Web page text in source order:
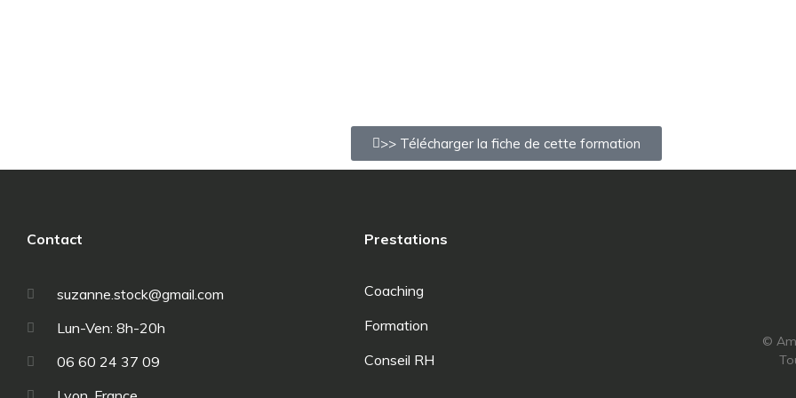
>> Télécharger la fiche de cette formation
Contact
suzanne.stock@gmail.com
Lun-Ven: 8h-20h
06 60 24 37 09
Prestations
Coaching
Formation
Conseil RH
©